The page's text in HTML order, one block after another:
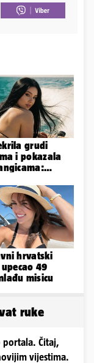
grudi
i pokazala
hrvatski
49
misicu
ruke
portala. Čitaj,
vijestima.